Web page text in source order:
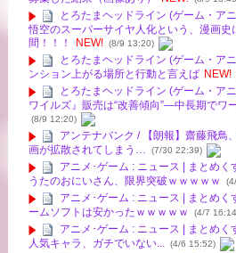
とろたまヘッドライン (ゲーム・ア
悟空のスーパーサイヤ人化という、漫画史
間！！！
NEW! (8/9 13:20)
とろたまヘッドライン (ゲーム・ア
ンション上がる場所と行動と言えば NEW!
とろたまヘッドライン (ゲーム・ア
ワイルズ』販売は“改善傾向”―中長期でワ
(8/9 12:20)
アンテナバンク / 【朗報】齋藤飛鳥
画が拡散されてしまう…
(7/30 22:39)
アニメ･ゲーム : ニュース | まとめ
うたのおにいさん、限界突破ｗｗｗｗｗ
アニメ･ゲーム : ニュース | まとめ
ームソフトは安かったｗｗｗｗｗ
(4/7
アニメ･ゲーム : ニュース | まとめ
人気キャラ、ガチでいない... (4/6 15:52)